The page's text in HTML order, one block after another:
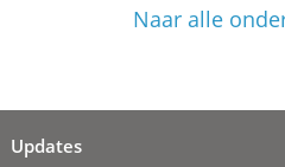
Naar alle
Updates